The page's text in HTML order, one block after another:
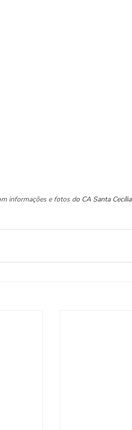
informações e fotos do CA Santa Cecília